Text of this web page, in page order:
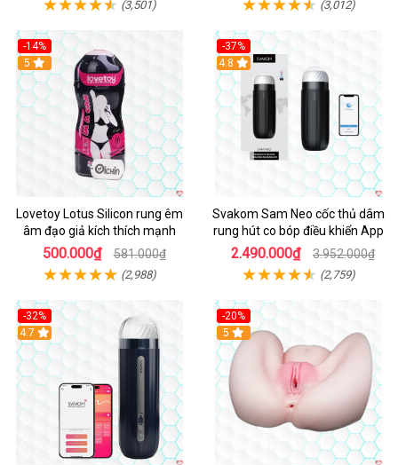
(3,501) (3,012)
-14%
Hot
5
Lovetoy Lotus Silicon rung êm
âm đạo giả kích thích mạnh
500.000₫ 581.000₫
(2,988)
-37%
4.8
Svakom Sam Neo cốc thủ dâm
rung hút co bóp điều khiển App
2.490.000₫ 3.952.000₫
(2,759)
-32%
Hot
4.7
-20%
Hot
5